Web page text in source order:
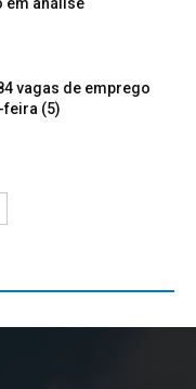
vagas de emprego
feira (5)